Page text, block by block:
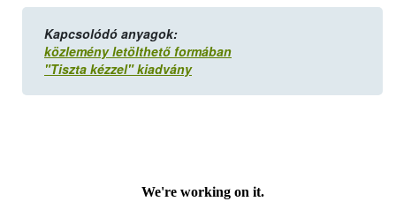
Kapcsolódó anyagok:
közlemény letölthető formában
"Tiszta kézzel" kiadvány